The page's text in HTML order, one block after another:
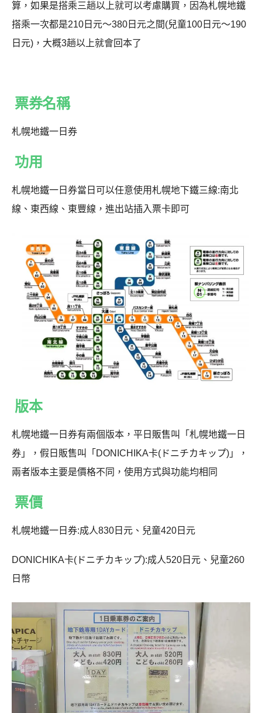
算，如果是搭乘三趟以上就可以考慮購買，因為札幌地鐵
搭乘一次都是210日元〜380日元之間(兒童100日元〜190
日元)，大概3趟以上就會回本了
票券名稱
札幌地鐵一日券
功用
札幌地鐵一日券當日可以任意使用札幌地下鐵三線:南北
線、東西線、東豐線，進出站插入票卡即可
版本
札幌地鐵一日券有兩個版本，平日販售叫「札幌地鐵一日
券」，假日販售叫「DONICHIKA卡(ドニチカキップ)」，
兩者版本主要是價格不同，使用方式與功能均相同
票價
札幌地鐵一日券:成人830日元、兒童420日元
DONICHIKA卡(ドニチカキップ):成人520日元、兒童260
日幣